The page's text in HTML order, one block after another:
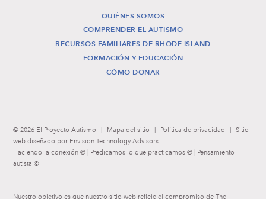
QUIÉNES SOMOS
COMPRENDER EL AUTISMO
RECURSOS FAMILIARES DE RHODE ISLAND
FORMACIÓN Y EDUCACIÓN
CÓMO DONAR
© 2026 El Proyecto Autismo Mapa del sitio Política de privacidad
Sitio
web diseñado por Envision Technology Advisors
Haciendo la conexión © | Predicamos lo que practicamos © | Pensamiento
autista ©
Nuestro objetivo es que nuestro sitio web refleje el compromiso de The